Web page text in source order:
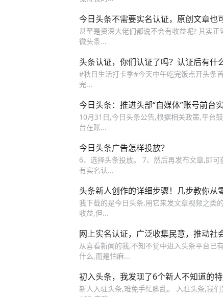
今日头条不需要实名认证，原创文章也
甚至是资深大佬们都说不会有收益呢? 其实
微头条...
头条认证，你们认证了吗？认证后有什
#秋日生活打卡季#今天中午吃完饭点开头条
完...
今日头条：推进头部“自媒体”账号前台
10月31日,今日头条公告,根据相关政策,平台
台在账...
今日头条广告怎样投放？
6、选择头条投放。 7、然后再发布文章,即
有实名认...
头条新人创作的详细步骤！几步教你从
我下载的是今日头条,用它来发文章视频之类
收益,但...
网上实名认证，广泛收集民意，推动社
从喜看新闻的我,不知不觉中进入头条平台已
什么,而是怕麻...
初入头条，我发现了6个新人不知道的
新人入驻头条,难免手忙脚乱。 入驻头条,我